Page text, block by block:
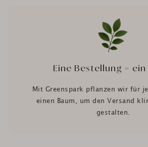
Eine Bestellung = ein
Mit Greenspark pflanzen wir für
einen Baum, um den Versand
gestalten.